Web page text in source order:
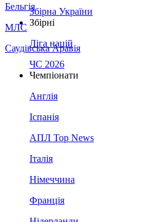
Бельгія
МЛС
Саудівська Аравія
Збірна України
Збірні
Ліга націй
ЧС 2026
Чемпіонати
Англія
Іспанія
АПЛ Top News
Італія
Німеччина
Франція